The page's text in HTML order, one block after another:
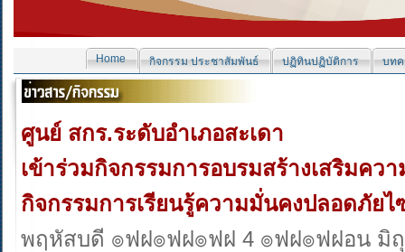
Home กิจกรรม ประชาสัมพันธ์ ปฏิทินปฏิบัติการ บทค
ศูนย์ สกร.ระดับอำเภอสะเดา
เข้าร่วมกิจกรรมการอบรมสร้างเสริมคว
กิจกรรมการเรียนรู้ความมั่นคงปลอดภัยไ
พฤหัสบดี ๏ฟฝ๏ฟฝ๏ฟฝ 4 ๏ฟฝ๏ฟฝอน มิ